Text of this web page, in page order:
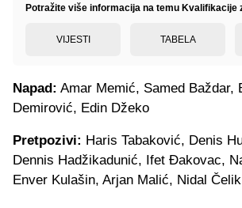
Potražite više informacija na temu Kvalifikacije
VIJESTI TABELA
Napad: Amar Memić, Samed Baždar,
Demirović, Edin Džeko
Pretpozivi: Haris Tabaković, Denis
Dennis Hadžikadunić, Ifet Đakovac,
Enver Kulašin, Arjan Malić, Nidal